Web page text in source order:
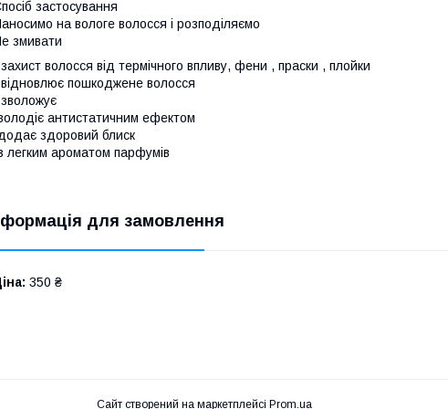
застосування
на вологе волосся і розподіляємо
змивати
волосся від термічного впливу, фени , праски , плойки
пошкоджене волосся
антистатичним ефектом
здоровий блиск
легким ароматом парфумів
для замовлення
350 ₴
Сайт створений на маркетплейсі Prom.ua